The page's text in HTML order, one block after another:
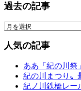
過去の記事
人気の記事
ああ「紀の川祭
紀の川まつり
紀ノ川鉄橋レー